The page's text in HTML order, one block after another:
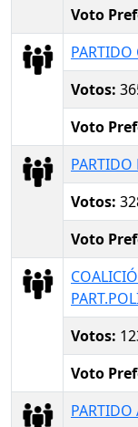
Voto
PARTIDO
Votos:
Voto
Votos:
Voto
Votos:
Voto
PARTIDO